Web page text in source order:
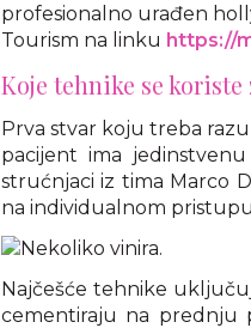
profesionalno urađen
Tourism na linku https://
Koje tehnike se
Prva stvar koju treba
pacijent ima
strućnjaci iz tima Marco
na individualnom
Najčešće tehnike
cementiraju na prednju